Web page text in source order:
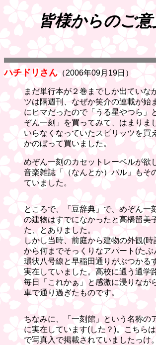
皆様からのご
ハチドリさん （2006年09月19日）
まだ単行本が２巻までしか出ていな
ツは隔週刊、なぜか笑介の連載が始
にヒマだったので「うる星やつら」
ぞん一刻」を買ってみて、はまりま
いらなくなっていたスピリッツを買
かのぼって買いました。
めぞん一刻のカセットレーベルが欲
音楽雑誌「（なんとか）パル」もそ
ていました。
ところで、「豆辞典」で、めぞん一
の建物はすでになかったと高橋留美
た、とありました。
しかし当時、前庭から建物の外観(
から何までそっくりなアパート(た
環状八号線と早稲田通りがぶつかる
実在していました。高校に通う通学
毎日「これかぁ」と感激に浸りなが
車で通り過ぎたものです。
ちなみに、「一刻館」という名称の
に実在しています(した？)。こちら
で写真入で掲載されていましたっけ